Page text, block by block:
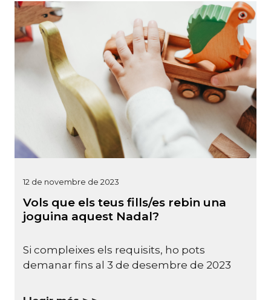
12 de novembre de 2023
Vols que els teus fills/es rebin una
joguina aquest Nadal?
Si compleixes els requisits, ho pots
demanar fins al 3 de desembre de 2023